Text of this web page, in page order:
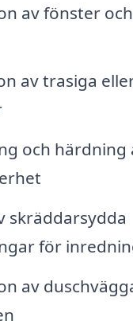
av fönster
av trasiga
och härdning
skräddarsydda
för
av